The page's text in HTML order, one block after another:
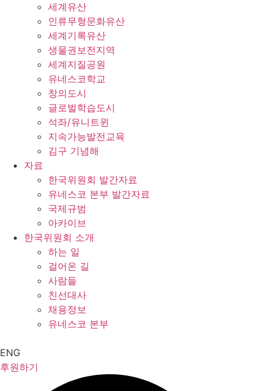
세계유산
인류무형문화유산
세계기록유산
생물권보전지역
세계지질공원
유네스코학교
창의도시
글로벌학습도시
석좌/유니트윈
지속가능발전교육
김구 기념해
자료
한국위원회 발간자료
유네스코 본부 발간자료
국제규범
아카이브
한국위원회 소개
하는 일
걸어온 길
사람들
친선대사
채용정보
유네스코 본부
ENG
후원하기